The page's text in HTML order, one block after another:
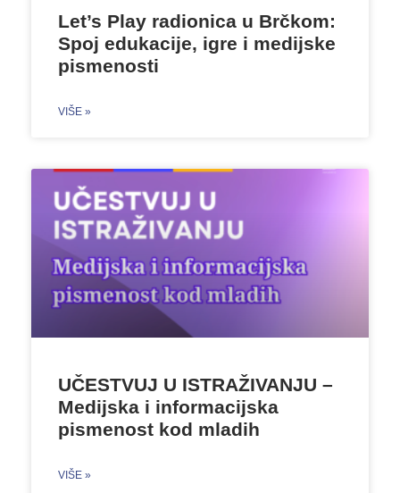
Let’s Play radionica u Brčkom:
Spoj edukacije, igre i medijske
pismenosti
VIŠE »
UČESTVUJ U ISTRAŽIVANJU –
Medijska i informacijska
pismenost kod mladih
VIŠE »